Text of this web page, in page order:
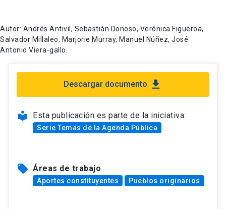
Autor: Andrés Antivil, Sebastián Donoso, Verónica Figueroa,
Salvador Millaleo, Marjorie Murray, Manuel Núñez, José
Antonio Viera-gallo.
Descargar documento file_download
local_library Esta publicación es parte de la iniciativa:
Serie Temas de la Agenda Pública
local_offer Áreas de trabajo
Aportes constituyentes Pueblos originarios